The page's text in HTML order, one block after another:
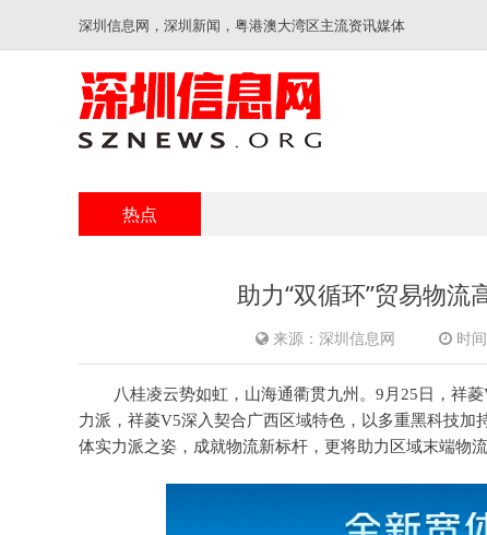
深圳信息网，深圳新闻，粤港澳大湾区主流资讯媒体
热点
助力“双循环”贸易物流
来源：深圳信息网 时
八桂凌云势如虹，山海通衢贯九州。9 月 25 日，祥
力派， 祥菱V5深入契合广西区域特色， 以多重黑科技加
体实力派之姿，成就物流新标杆 ，更将助力区域末端物